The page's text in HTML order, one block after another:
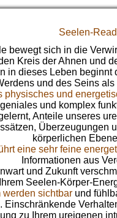
Seelen-
bewegt sich in die
Kreis der Ahnen und
in dieses Leben
und des Seins
physisches und
und komplex
Anteile unseres
Überzeugungen
körperlichen
eine sehr feine
Informationen aus
und Zukunft
Seelen-Körper-
werden sichtbar und
Einschränkende
zu Ihrem ureigenen